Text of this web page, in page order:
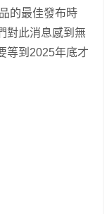
的最佳發布時
對此消息感到無
等到2025年底才